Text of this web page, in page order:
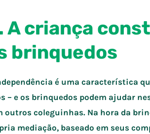
A criança
brinquedos
é uma característica
– e os brinquedos podem ajudar
outros coleguinhas. Na hora da
mediação, baseado em seus